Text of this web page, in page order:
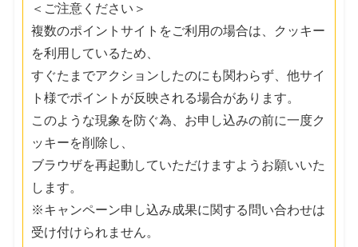
＜ご注意ください＞
複数のポイントサイトをご利用の場合は、クッキー
を利用しているため、
すぐたまでアクションしたのにも関わらず、他サイ
ト様でポイントが反映される場合があります。
このような現象を防ぐ為、お申し込みの前に一度ク
ッキーを削除し、
ブラウザを再起動していただけますようお願いいた
します。
※キャンペーン申し込み成果に関する問い合わせは
受け付けられません。